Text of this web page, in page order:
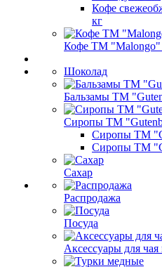
Кофе
кг
Кофе ТМ
Шоколад
Бальзамы ТМ
Сиропы ТМ
Сиропы ТМ
Сиропы ТМ
Сахар
Распродажа
Посуда
Аксессуары для чая